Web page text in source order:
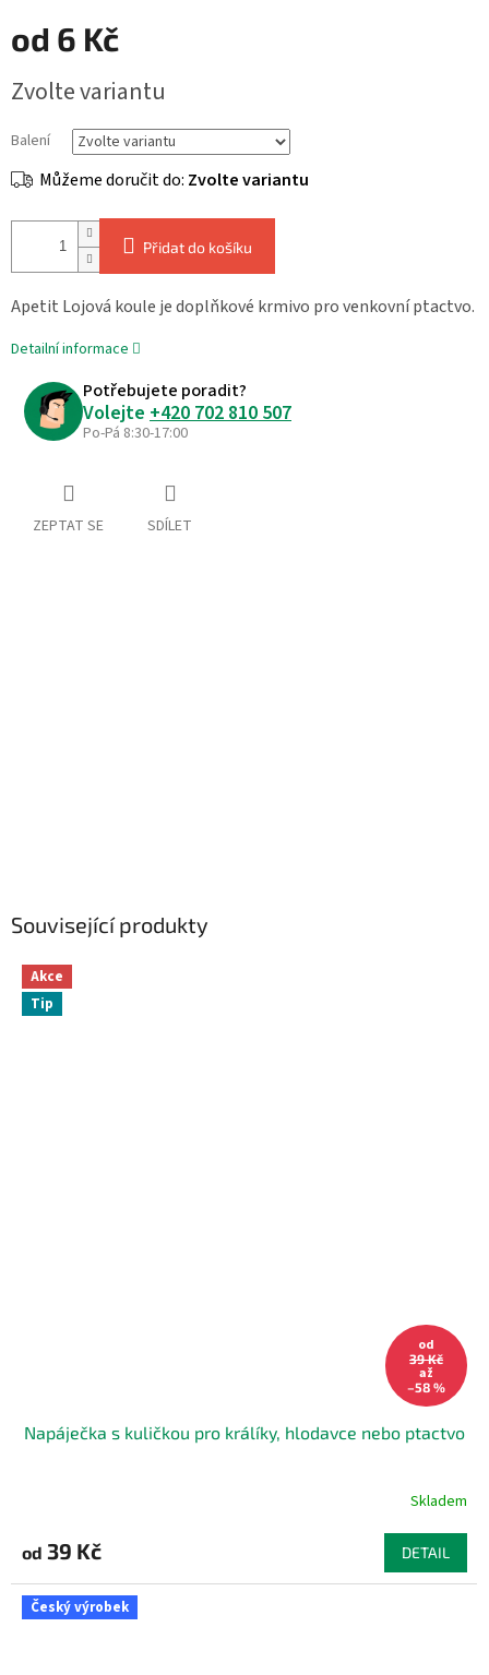
od 6 Kč
cena:
Zvolte variantu
Balení
Můžeme doručit do: Zvolte variantu
Přidat do košíku
Apetit Lojová koule je doplňkové krmivo pro venkovní ptactvo.
Detailní informace
Potřebujete poradit?
Volejte +420 702 810 507
Po-Pá 8:30-17:00
ZEPTAT SE SDÍLET
Související produkty
Akce
Tip
od
39 Kč
až
–58 %
Napáječka s kuličkou pro králíky, hlodavce nebo ptactvo
Skladem
od 39 Kč DETAIL
Český výrobek